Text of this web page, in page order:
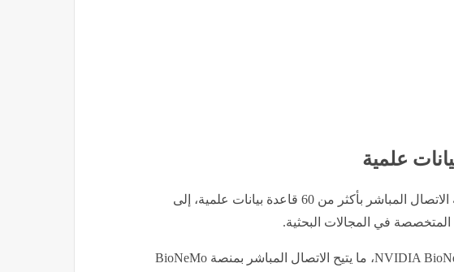
من أبرز مزايا تطبيق Claude Science دعمه الاتصال المباشر بأكثر من 60 قاعدة بيانات علمية، إلى
المتخصصة في المجالات البحثية.
كما يعتمد التطبيق على NVIDIA BioNeMo Agent Toolkit، ما يتيح الاتصال المباشر بمنصة BioNeMo